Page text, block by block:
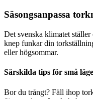
Säsongsanpassa
Det svenska klimatet
knep funkar din
eller högsommar.
Särskilda tips för små
Bor du trångt? Fäll ihop